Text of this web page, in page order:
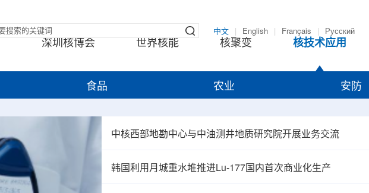
中文 English Français Русский
深圳核博会 世界核能 核聚变 核技术应用
食品 农业 安防
中核西部地勘中心与中油测井地质研究院开展业务交流
韩国利用月城重水堆推进Lu-177国内首次商业化生产